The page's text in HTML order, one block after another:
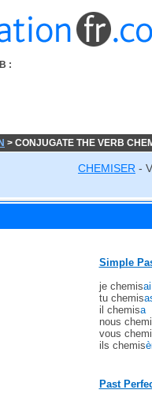
:
> CONJUGATE THE VERB
CHEMISER -
Simple
je chemisai
tu chemis
il chemisa
nous
vous
ils chemis
Past